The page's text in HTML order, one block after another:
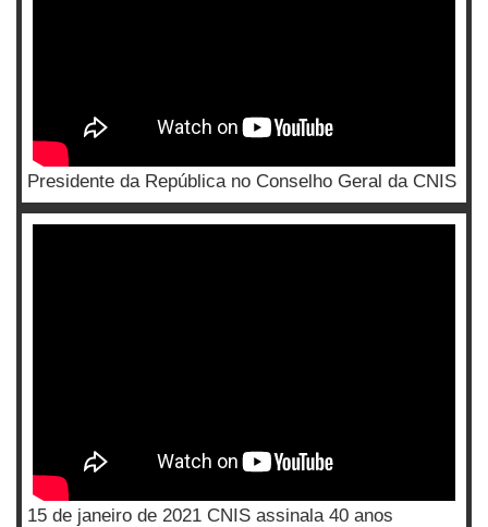
Presidente da República no Conselho Geral da CNIS
15 de janeiro de 2021 CNIS assinala 40 anos